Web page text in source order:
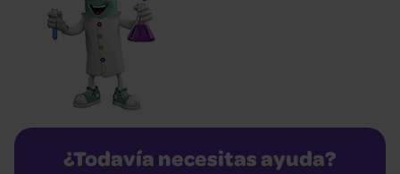
¿Todavía necesitas ayuda?